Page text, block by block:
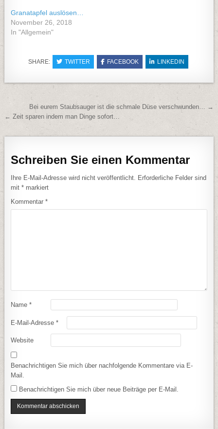
Granatapfel auslösen…
November 26, 2018
In "Allgemein"
SHARE: TWITTER FACEBOOK LINKEDIN
Beitragsnavigation
Bei eurem Staubsauger ist die schmale Düse verschwunden… →
← Zeit sparen indem man Dinge sofort…
Schreiben Sie einen Kommentar
Ihre E-Mail-Adresse wird nicht veröffentlicht.
Erforderliche Felder sind
mit* markiert
Kommentar*
Name*
E-Mail-Adresse*
Website
Benachrichtigen Sie mich über nachfolgende Kommentare via E-
Mail.
Benachrichtigen Sie mich über neue Beiträge per E-Mail.